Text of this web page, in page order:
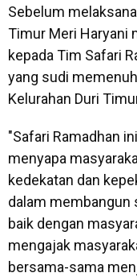
Sebelum
Timur Meri Haryani
kepada Tim Safari
yang sudi
Kelurahan Duri
"Safari Ramadhan
menyapa
kedekatan dan
dalam membangun
baik dengan
mengajak
bersama-sama